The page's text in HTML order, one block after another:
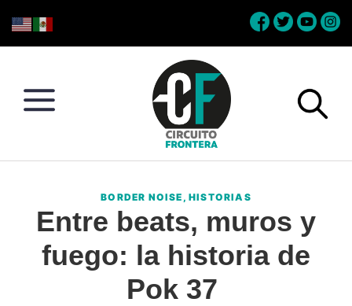
to
to
to
to
Conéctate
la
frontera
BORDER NOISE , HISTORIAS
Entre beats, muros y
fuego: la historia de
Pok 37